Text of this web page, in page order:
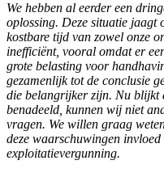
We hebben al eerder een
oplossing. Deze situatie jaagt
kostbare tijd van zowel onze
inefficiënt, vooral omdat er
grote belasting voor
gezamenlijk tot de conclusie
die belangrijker zijn. Nu blijkt
benadeeld, kunnen wij niet
vragen. We willen graag
deze waarschuwingen
exploitatievergunning.